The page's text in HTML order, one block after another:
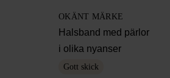
OKÄNT MÄRKE
Halsband med pärlor
i olika nyanser
Gott skick